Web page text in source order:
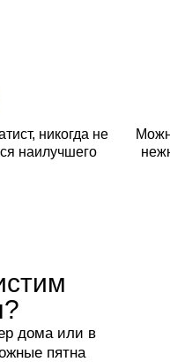
никогда не
наилучшего
дома или в
пятна